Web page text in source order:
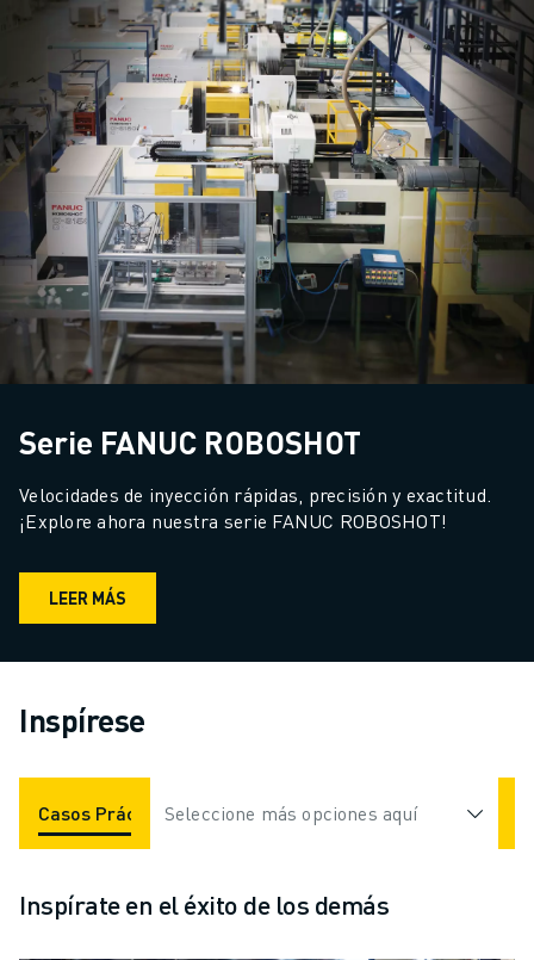
Serie FANUC ROBOSHOT
Velocidades de inyección rápidas, precisión y exactitud.
¡Explore ahora nuestra serie FANUC ROBOSHOT!
LEER MÁS
Inspírese
Casos Prácticos Aplicaciones Industrias
Seleccione más opciones aquí
Inspírate en el éxito de los demás